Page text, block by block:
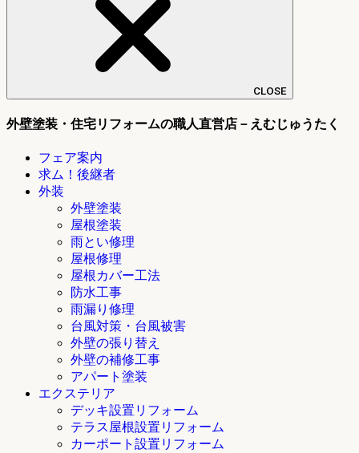
CLOSE
外壁塗装・住宅リフォームの職人直営店－えむじゅうたく
フェア案内
求ム！後継者
外装
外壁塗装
屋根塗装
雨とい修理
屋根修理
屋根カバー工法
防水工事
雨漏り修理
台風対策・台風被害
外壁の張り替え
外壁の補修工事
アパート塗装
エクステリア
デッキ設置リフォーム
テラス屋根設置リフォーム
カーポート設置リフォーム